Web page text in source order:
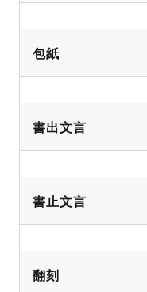
包紙
書出文言
書止文言
翻刻